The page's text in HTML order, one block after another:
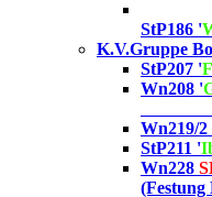
StP186 '
K.V.Gruppe
StP207 '
Wn208 '
Wn219/2
StP211 '
Wn228
(Festung